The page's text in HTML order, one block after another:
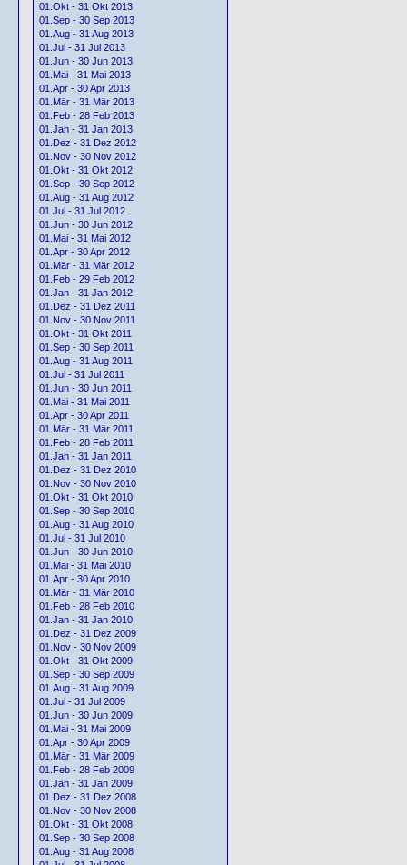
01.Okt - 31 Okt 2013
01.Sep - 30 Sep 2013
01.Aug - 31 Aug 2013
01.Jul - 31 Jul 2013
01.Jun - 30 Jun 2013
01.Mai - 31 Mai 2013
01.Apr - 30 Apr 2013
01.Mär - 31 Mär 2013
01.Feb - 28 Feb 2013
01.Jan - 31 Jan 2013
01.Dez - 31 Dez 2012
01.Nov - 30 Nov 2012
01.Okt - 31 Okt 2012
01.Sep - 30 Sep 2012
01.Aug - 31 Aug 2012
01.Jul - 31 Jul 2012
01.Jun - 30 Jun 2012
01.Mai - 31 Mai 2012
01.Apr - 30 Apr 2012
01.Mär - 31 Mär 2012
01.Feb - 29 Feb 2012
01.Jan - 31 Jan 2012
01.Dez - 31 Dez 2011
01.Nov - 30 Nov 2011
01.Okt - 31 Okt 2011
01.Sep - 30 Sep 2011
01.Aug - 31 Aug 2011
01.Jul - 31 Jul 2011
01.Jun - 30 Jun 2011
01.Mai - 31 Mai 2011
01.Apr - 30 Apr 2011
01.Mär - 31 Mär 2011
01.Feb - 28 Feb 2011
01.Jan - 31 Jan 2011
01.Dez - 31 Dez 2010
01.Nov - 30 Nov 2010
01.Okt - 31 Okt 2010
01.Sep - 30 Sep 2010
01.Aug - 31 Aug 2010
01.Jul - 31 Jul 2010
01.Jun - 30 Jun 2010
01.Mai - 31 Mai 2010
01.Apr - 30 Apr 2010
01.Mär - 31 Mär 2010
01.Feb - 28 Feb 2010
01.Jan - 31 Jan 2010
01.Dez - 31 Dez 2009
01.Nov - 30 Nov 2009
01.Okt - 31 Okt 2009
01.Sep - 30 Sep 2009
01.Aug - 31 Aug 2009
01.Jul - 31 Jul 2009
01.Jun - 30 Jun 2009
01.Mai - 31 Mai 2009
01.Apr - 30 Apr 2009
01.Mär - 31 Mär 2009
01.Feb - 28 Feb 2009
01.Jan - 31 Jan 2009
01.Dez - 31 Dez 2008
01.Nov - 30 Nov 2008
01.Okt - 31 Okt 2008
01.Sep - 30 Sep 2008
01.Aug - 31 Aug 2008